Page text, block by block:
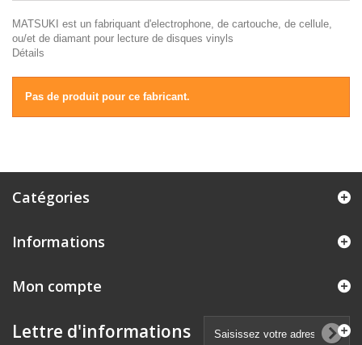
MATSUKI est un fabriquant d'electrophone, de cartouche, de cellule,
ou/et de diamant pour lecture de disques vinyls
Détails
Pas de produit pour ce fabricant.
Catégories
Informations
Mon compte
Lettre d'informations